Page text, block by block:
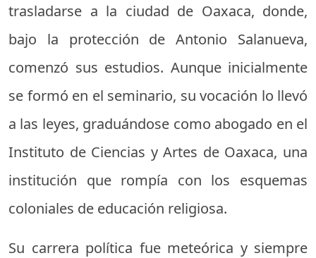
trasladarse a la ciudad de Oaxaca, donde,
bajo la protección de Antonio Salanueva,
comenzó sus estudios. Aunque inicialmente
se formó en el seminario, su vocación lo llevó
a las leyes, graduándose como abogado en el
Instituto de Ciencias y Artes de Oaxaca, una
institución que rompía con los esquemas
coloniales de educación religiosa.
Su carrera política fue meteórica y siempre